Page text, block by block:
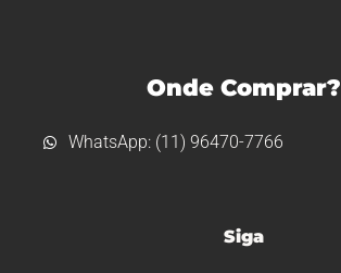
Onde Comprar?
WhatsApp: (11) 96470-7766
Siga